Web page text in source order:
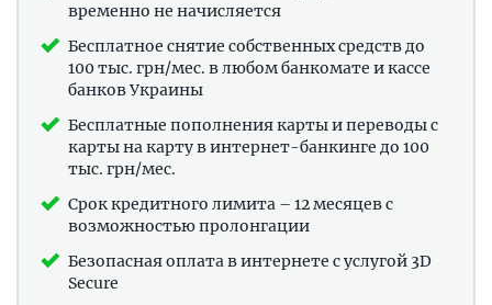
временно не начисляется
Бесплатное снятие собственных средств до
100 тыс. грн/мес. в любом банкомате и кассе
банков Украины
Бесплатные пополнения карты и переводы с
карты на карту в интернет-банкинге до 100
тыс. грн/мес.
Срок кредитного лимита – 12 месяцев с
возможностью пролонгации
Безопасная оплата в интернете с услугой 3D
Secure